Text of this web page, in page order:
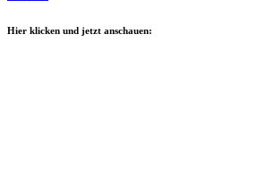
Hier klicken und jetzt anschauen: